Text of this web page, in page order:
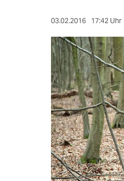
03.02.2016 17:42 Uhr